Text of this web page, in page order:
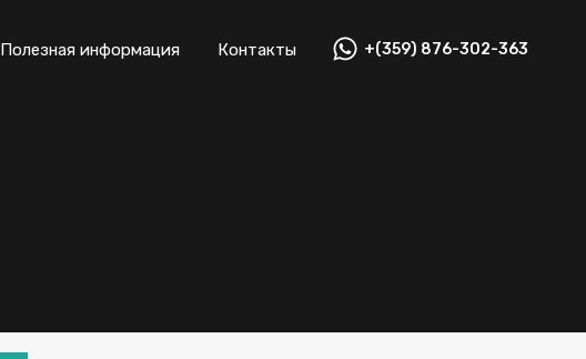
Полезная информация Контакты +(359) 876-302-363